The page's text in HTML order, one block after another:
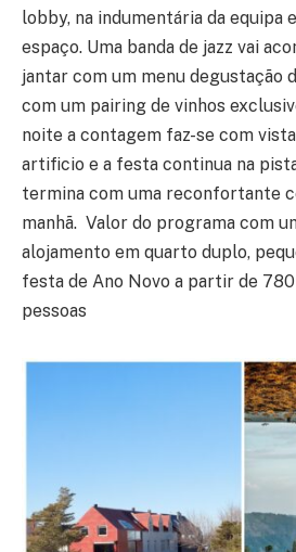
lobby, na indumentária da equipa
espaço. Uma banda de jazz vai
jantar com um menu degustação
com um pairing de vinhos
noite a contagem faz-se com
artificio e a festa continua na
termina com uma reconfortante
manhã. Valor do programa com
alojamento em quarto duplo,
festa de Ano Novo a partir de
pessoas